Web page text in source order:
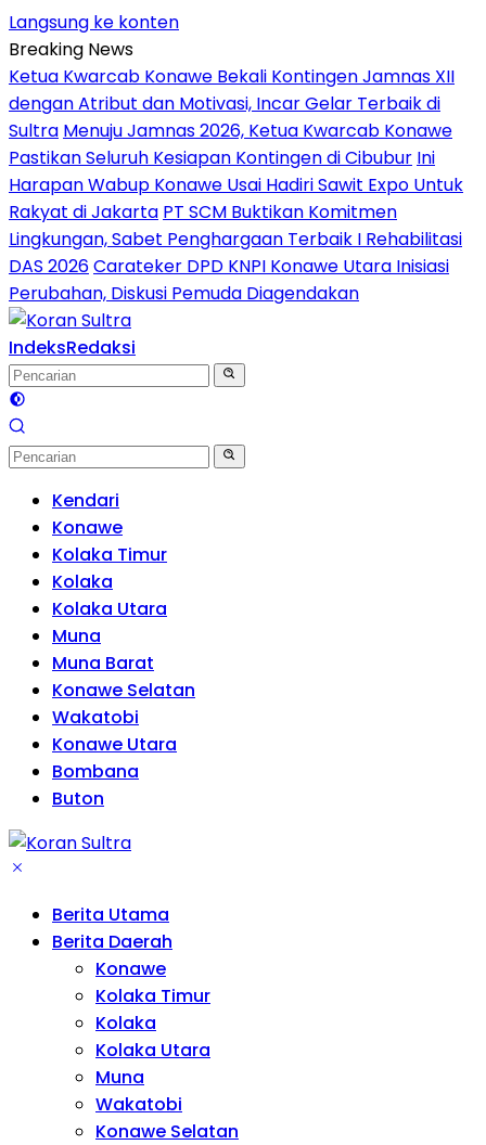
Langsung ke konten
Breaking News
Ketua Kwarcab Konawe Bekali Kontingen Jamnas XII
dengan Atribut dan Motivasi, Incar Gelar Terbaik di
Sultra Menuju Jamnas 2026, Ketua Kwarcab Konawe
Pastikan Seluruh Kesiapan Kontingen di Cibubur Ini
Harapan Wabup Konawe Usai Hadiri Sawit Expo Untuk
Rakyat di Jakarta PT SCM Buktikan Komitmen
Lingkungan, Sabet Penghargaan Terbaik I Rehabilitasi
DAS 2026Carateker DPD KNPI Konawe Utara Inisiasi
Perubahan, Diskusi Pemuda Diagendakan
IndeksRedaksi
Kendari
Konawe
Kolaka Timur
Kolaka
Kolaka Utara
Muna
Muna Barat
Konawe Selatan
Wakatobi
Konawe Utara
Bombana
Buton
Berita Utama
Berita Daerah
Konawe
Kolaka Timur
Kolaka
Kolaka Utara
Muna
Wakatobi
Konawe Selatan